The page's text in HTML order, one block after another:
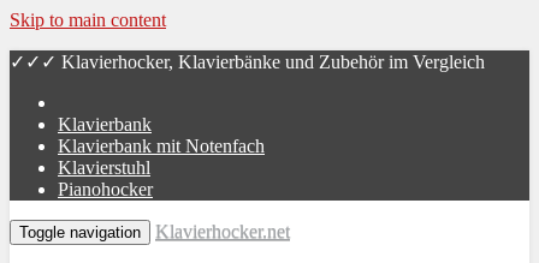
Skip to main content
✓✓✓ Klavierhocker, Klavierbänke und Zubehör im Vergleich
Klavierbank
Klavierbank mit Notenfach
Klavierstuhl
Pianohocker
Toggle navigation Klavierhocker.net